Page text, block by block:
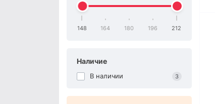
148 164 180 196 212
Наличие
В наличии 3